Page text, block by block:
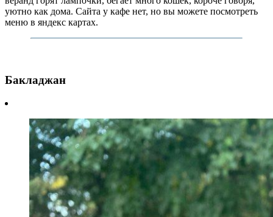
уютно как дома. Сайта у кафе нет, но вы можете посмотреть
меню в яндекс картах.
Бакладжан